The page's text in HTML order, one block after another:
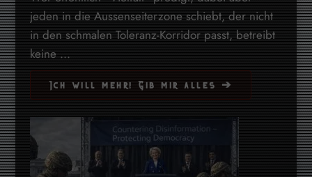
jeden in die Aussenseiterzone schiebt, der nicht
in den schmalen Toleranz-Korridor passt, betreibt
keine ...
Ich will mehr! Gib mir alles ➔